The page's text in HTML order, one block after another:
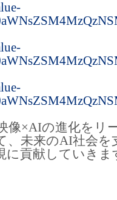
像×AIの進化をリ
、未来のAI社会を
に貢献していきま